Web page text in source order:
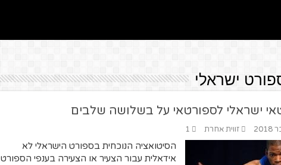
ישראלי
ישראלי לספורטאי על בשלושה שלבים
זווית אחרת 1
הסיטואציה הנוכחית בספורט הישראלי לא
אידאלית עבור הצעיר או הצעירה בענפי הספורט